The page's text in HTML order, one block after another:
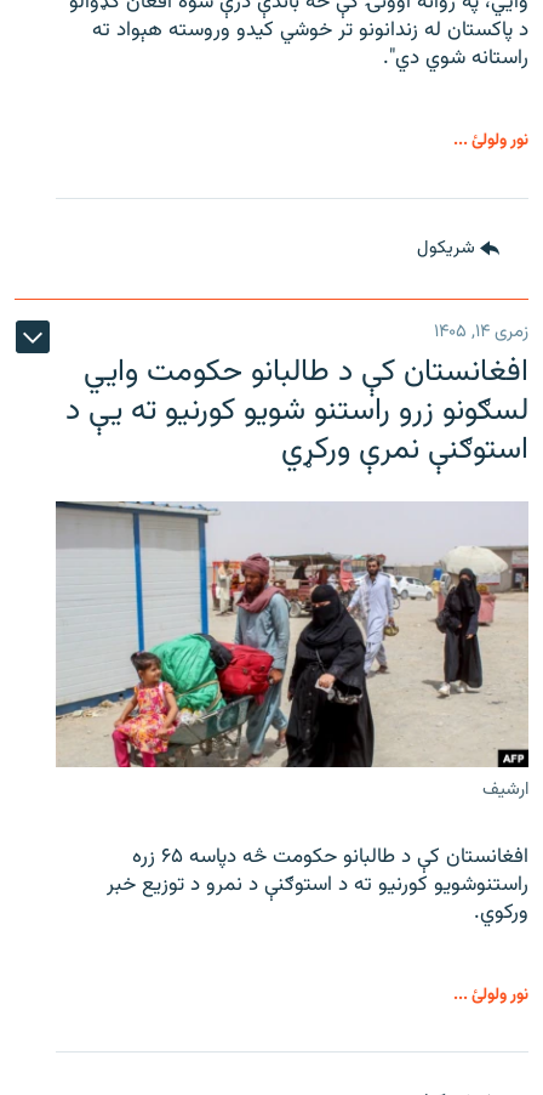
د پاکستان له زندانونو تر خوشي کیدو وروسته هېواد ته
راستانه شوي دي".
نور ولولئ ...
شريکول
زمری ۱۴, ۱۴۰۵
افغانستان کې د طالبانو حکومت وايي
لسګونو زرو راستنو شویو کورنیو ته یې د
استوګنې نمرې ورکړي
ارشیف
افغانستان کې د طالبانو حکومت څه دپاسه ۶۵ زره
راستنوشویو کورنیو ته د استوګنې د نمرو د توزیع خبر
ورکوي.
نور ولولئ ...